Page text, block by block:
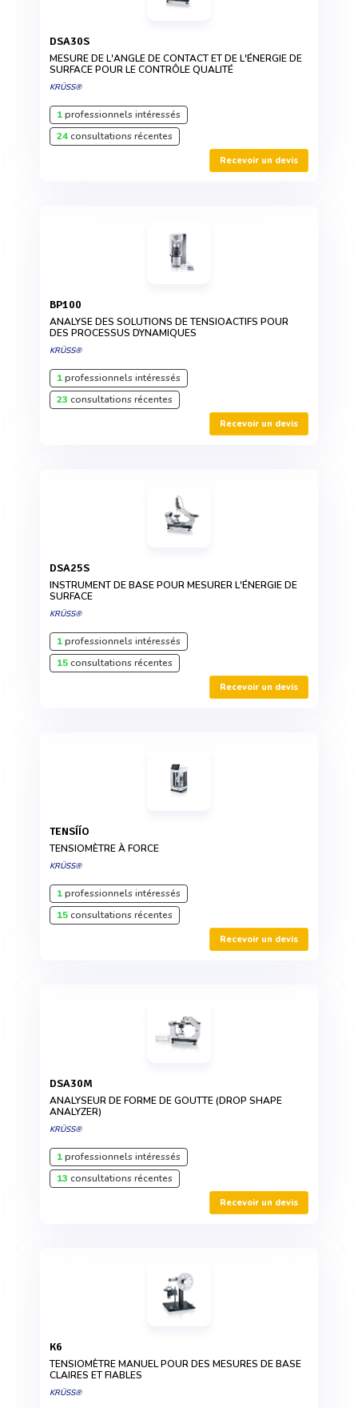
DSA30S
MESURE DE L'ANGLE DE CONTACT ET DE L'ÉNERGIE DE
SURFACE POUR LE CONTRÔLE QUALITÉ
KRÜSS®
1professionnels intéressés
24consultations récentes
Recevoir un devis
BP100
ANALYSE DES SOLUTIONS DE TENSIOACTIFS POUR
DES PROCESSUS DYNAMIQUES
KRÜSS®
1professionnels intéressés
23 consultations récentes
Recevoir un devis
DSA25S
INSTRUMENT DE BASE POUR MESURER L'ÉNERGIE DE
SURFACE
KRÜSS®
1professionnels intéressés
15consultations récentes
Recevoir un devis
TENSÍÍO
TENSIOMÈTRE À FORCE
KRÜSS®
1professionnels intéressés
15consultations récentes
Recevoir un devis
DSA30M
ANALYSEUR DE FORME DE GOUTTE (DROP SHAPE
ANALYZER)
KRÜSS®
1professionnels intéressés
13 consultations récentes
Recevoir un devis
K6
TENSIOMÈTRE MANUEL POUR DES MESURES DE BASE
CLAIRES ET FIABLES
KRÜSS®